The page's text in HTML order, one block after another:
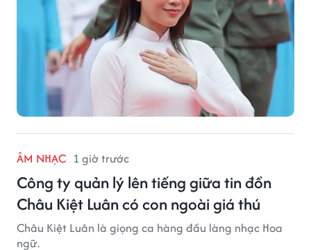
ÂM NHẠC 1 giờ trước
Công ty quản lý lên tiếng giữa tin đồn
Châu Kiệt Luân có con ngoài giá thú
Châu Kiệt Luân là giọng ca hàng đầu làng nhạc Hoa
ngữ.